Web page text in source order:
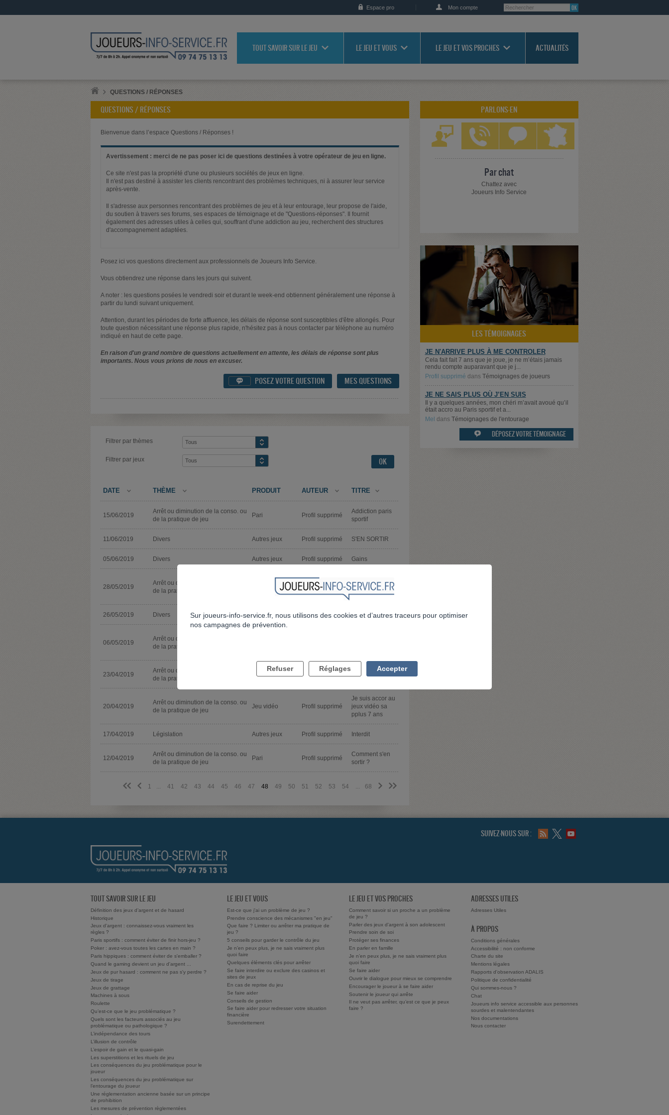
Espace pro Mon compte
TOUT SAVOIR SUR LE JEU LE JEU ET VOUS LE JEU ET VOS PROCHES ACTUALITÉS
QUESTIONS / RÉPONSES
QUESTIONS / RÉPONSES
Bienvenue dans l’espace Questions / Réponses !
Avertissement : merci de ne pas poser ici de questions destinées à votre opérateur de jeu en ligne.
Ce site n'est pas la propriété d'une ou plusieurs sociétés de jeux en ligne.
Il n'est pas destiné à assister les clients rencontrant des problèmes techniques, ni à assurer leur service
après-vente.
Il s'adresse aux personnes rencontrant des problèmes de jeu et à leur entourage, leur propose de l'aide,
du soutien à travers ses forums, ses espaces de témoignage et de "Questions-réponses". Il fournit
également des adresses utiles à celles qui, souffrant d'une addiction au jeu, recherchent des structures
d'accompagnement adaptées.
Posez ici vos questions directement aux professionnels de Joueurs Info Service.
Vous obtiendrez une réponse dans les jours qui suivent.
A noter : les questions posées le vendredi soir et durant le week-end obtiennent généralement une réponse à
partir du lundi suivant uniquement.
Attention, durant les périodes de forte affluence, les délais de réponse sont susceptibles d'être allongés. Pour
toute question nécessitant une réponse plus rapide, n'hésitez pas à nous contacter par téléphone au numéro
indiqué en haut de cette page.
En raison d'un grand nombre de questions actuellement en attente, les délais de réponse sont plus
importants. Nous vous prions de nous en excuser.
 POSEZ VOTRE QUESTION MES QUESTIONS
Filtrer par thèmes
Filtrer par jeux
DATE THÈME PRODUIT AUTEUR TITRE
15/06/2019
Arrêt ou diminution de la conso. ou
de la pratique de jeu
Pari Profil supprimé
Addiction paris
sportif
11/06/2019 Divers Autres jeux Profil supprimé S'EN SORTIR
05/06/2019 Divers Autres jeux Profil supprimé Gains
28/05/2019
Arrêt ou diminution de la conso. ou
de la pratique de jeu
Autres jeux Profil supprimé
d'arreter de
jouer
26/05/2019 Divers Pari Profil supprimé Pour parier
06/05/2019
Arrêt ou diminution de la conso. ou
de la pratique de jeu
23/04/2019
Arrêt ou diminution de la conso. ou
de la pratique de jeu
Autres jeux Profil supprimé
Arrêt jeu en
ligne
20/04/2019
Arrêt ou diminution de la conso. ou
de la pratique de jeu
Jeu vidéo Profil supprimé
Je suis accor au
jeux vidéo sa
pplus 7 ans
17/04/2019 Législation Autres jeux Profil supprimé Interdit
12/04/2019
Arrêt ou diminution de la conso. ou
de la pratique de jeu
Pari Profil supprimé
Comment s'en
sortir ?
<< < 1 ... 41 42 43 44 45 46 47 48 49 50 51 52 53 54 ... 68 > >>
PARLONS-EN
Par chat
Chattez avec
Joueurs Info Service
LES TÉMOIGNAGES
JE N'ARRIVE PLUS À ME CONTROLER
Cela fait fait 7 ans que je joue, je ne m’étais jamais
rendu compte auparavant que je j...
Profil supprimé dans Témoignages de joueurs
JE NE SAIS PLUS OÙ J’EN SUIS
Il y a quelques années, mon chéri m’avait avoué qu’il
était accro au Paris sportif et a...
Mel dans Témoignages de l'entourage
 DÉPOSEZ VOTRE TÉMOIGNAGE
SUIVEZ-NOUS SUR :
TOUT SAVOIR SUR LE JEU
Définition des jeux d’argent et de hasard
Historique
Jeux d'argent : connaissez-vous vraiment les
règles ?
Paris sportifs : comment éviter de finir hors-jeu ?
Poker : avez-vous toutes les cartes en main ?
Paris hippiques : comment éviter de s'emballer ?
Quand le gaming devient un jeu d'argent ...
Jeux de pur hasard : comment ne pas s'y perdre ?
Jeux de tirage
Jeux de grattage
Machines à sous
Roulette
Qu’est-ce que le jeu problématique ?
Quels sont les facteurs associés au jeu
problématique ou pathologique ?
L’indépendance des tours
L’illusion de contrôle
L’espoir de gain et le quasi-gain
Les superstitions et les rituels de jeu
Les conséquences du jeu problématique pour le
joueur
Les conséquences du jeu problématique sur
l’entourage du joueur
Une réglementation ancienne basée sur un principe
de prohibition
Les mesures de prévention règlementées
LE JEU ET VOUS
Est-ce que j'ai un problème de jeu ?
Prendre conscience des mécanismes "en jeu"
Que faire ? Limiter ou arrêter ma pratique de
jeu ?
5 conseils pour garder le contrôle du jeu
Je n’en peux plus, je ne sais vraiment plus
quoi faire
Quelques éléments clés pour arrêter
Se faire interdire ou exclure des casinos et
sites de jeux
En cas de reprise du jeu
Se faire aider
Conseils de gestion
Se faire aider pour redresser votre situation
financière
Surendettement
LE JEU ET VOS PROCHES
Comment savoir si un proche a un problème
de jeu ?
Parler des jeux d'argent à son adolescent
Prendre soin de soi
Protéger ses finances
En parler en famille
Je n’en peux plus, je ne sais vraiment plus
quoi faire
Se faire aider
Ouvrir le dialogue pour mieux se comprendre
Encourager le joueur à se faire aider
Soutenir le joueur qui arrête
Il ne veut pas arrêter, qu’est ce que je peux
faire ?
ADRESSES UTILES
Adresses Utiles
À PROPOS
Conditions générales
Accessibilité : non conforme
Charte du site
Mentions légales
Rapports d'observation ADALIS
Politique de confidentialité
Qui sommes-nous ?
Chat
Joueurs info service accessible aux personnes
sourdes et malentendantes
Nos documentations
Nous contacter
Sur joueurs-info-service.fr, nous utilisons des cookies et d’autres traceurs pour optimiser
nos campagnes de prévention.
Refuser Réglages Accepter